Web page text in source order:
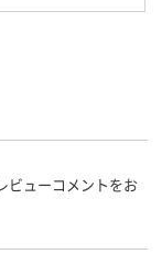
ビューコメントをお